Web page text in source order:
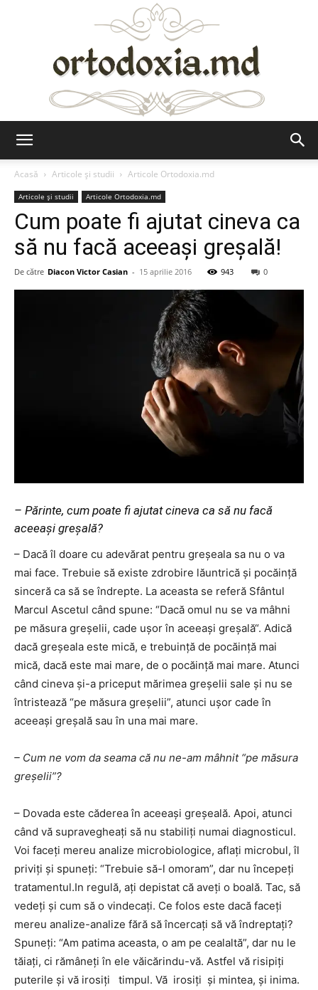
Acasă
Articole şi studii Articole Ortodoxia.md
Articole şi studii Articole Ortodoxia.md
Cum poate fi ajutat cineva ca
să nu facă aceeaşi greşală!
De către Diacon Victor Casian - 15 aprilie 2016 943 0
– Părinte, cum poate fi ajutat cineva ca să nu facă
aceeaşi greşală?
– Dacă îl doare cu adevărat pentru greşeala sa nu o va
mai face. Trebuie să existe zdrobire lăuntrică şi pocăinţă
sinceră ca să se îndrepte. La aceasta se referă Sfântul
Marcul Ascetul când spune: “Dacă omul nu se va mâhni
pe măsura greşelii, cade uşor în aceeaşi greşală“. Adică
dacă greşeala este mică, e trebuinţă de pocăinţă mai
mică, dacă este mai mare, de o pocăinţă mai mare. Atunci
când cineva şi-a priceput mărimea greşelii sale şi nu se
întristează “pe măsura greşelii”, atunci uşor cade în
aceeaşi greşală sau în una mai mare.
– Cum ne vom da seama că nu ne-am mâhnit “pe măsura
greşelii”?
– Dovada este căderea în aceeaşi greşeală. Apoi, atunci
când vă supravegheaţi să nu stabiliţi numai diagnosticul.
Voi faceţi mereu analize microbiologice, aflaţi microbul, îl
priviţi şi spuneţi: “Trebuie să-l omoram”, dar nu începeţi
tratamentul.In regulă, aţi depistat că aveţi o boală. Tac, să
vedeţi şi cum să o vindecaţi. Ce folos este dacă faceţi
mereu analize-analize fără să încercaţi să vă îndreptaţi?
Spuneţi: “Am patima aceasta, o am pe cealaltă”, dar nu le
tăiaţi, ci rămâneţi în ele văicărindu-vă. Astfel vă risipiţi
puterile şi vă irosiţi timpul. Vă irosiţi şi mintea, şi inima.